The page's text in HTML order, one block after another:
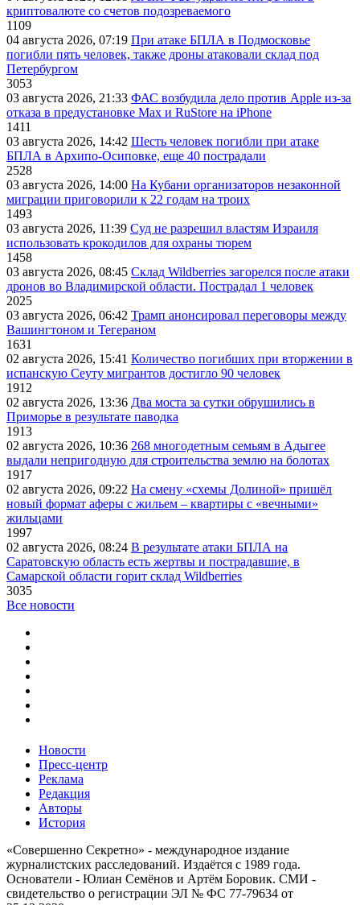
криптовалюте со счетов подозреваемого
1109
04 августа 2026, 07:19 При атаке БПЛА в Подмосковье
погибли пять человек, также дроны атаковали склад под
Петербургом
3053
03 августа 2026, 21:33 ФАС возбудила дело против Apple из-за
отказа в предустановке Max и RuStore на iPhone
1411
03 августа 2026, 14:42 Шесть человек погибли при атаке
БПЛА в Архипо-Осиповке, еще 40 пострадали
2528
03 августа 2026, 14:00 На Кубани организаторов незаконной
миграции приговорили к 22 годам на троих
1493
03 августа 2026, 11:39 Суд не разрешил властям Израиля
использовать крокодилов для охраны тюрем
1458
03 августа 2026, 08:45 Склад Wildberries загорелся после атаки
дронов во Владимирской области. Пострадал 1 человек
2025
03 августа 2026, 06:42 Трамп анонсировал переговоры между
Вашингтоном и Тегераном
1631
02 августа 2026, 15:41 Количество погибших при вторжении в
испанскую Сеуту мигрантов достигло 90 человек
1912
02 августа 2026, 13:36 Два моста за сутки обрушились в
Приморье в результате паводка
1913
02 августа 2026, 10:36 268 многодетным семьям в Адыгее
выдали непригодную для строительства землю на болотах
1917
02 августа 2026, 09:22 На смену «схемы Долиной» пришёл
новый формат аферы с жильем – квартиры с «вечными»
жильцами
1997
02 августа 2026, 08:24 В результате атаки БПЛА на
Саратовскую область есть жертвы и пострадавшие, в
Самарской области горит склад Wildberries
3035
Все новости
Новости
Пресс-центр
Реклама
Редакция
Авторы
История
«Совершенно Секретно» - международное издание
журналистских расследований. Издаётся с 1989 года.
Основатели - Юлиан Семёнов и Артём Боровик. CМИ -
свидетельство о регистрации ЭЛ № ФС 77-79634 от